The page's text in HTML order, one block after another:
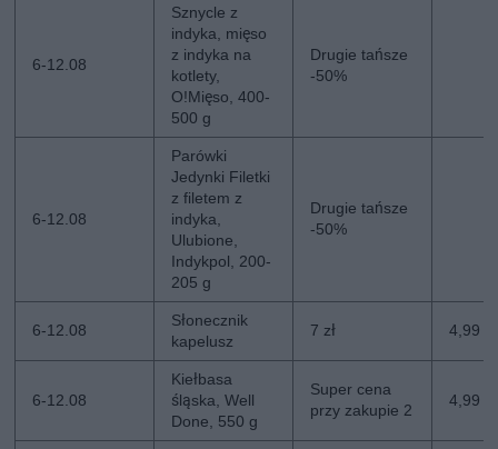
6-12.08
Sznycle z
indyka, mięso
z indyka na
kotlety,
O!Mięso, 400-
500 g
Drugie tańsze
-50%
6-12.08
Parówki
Jedynki Filetki
z filetem z
indyka,
Ulubione,
Indykpol, 200-
205 g
Drugie tańsze
-50%
6-12.08
Słonecznik
kapelusz
7 zł 4,99
6-12.08
Kiełbasa
śląska, Well
Done, 550 g
Super cena
przy zakupie 2
4,99